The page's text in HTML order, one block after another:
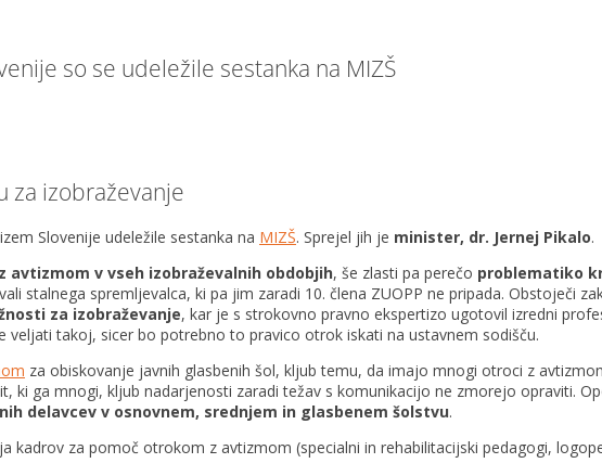
so se udeležile sestanka na MIZŠ
za izobraževanje
Slovenije udeležile sestanka na MIZŠ. Sprejel jih je minister, dr. Jernej Pikalo.
v vseh izobraževalnih obdobjih, še zlasti pa perečo problematiko
stalnega spremljevalca, ki pa jim zaradi 10. člena ZUOPP ne pripada. Obstoječi
za izobraževanje, kar je s strokovno pravno ekspertizo ugotovil izredni
veljati takoj, sicer bo potrebno to pravico otrok iskati na ustavnem sodišču.
za obiskovanje javnih glasbenih šol, kljub temu, da imajo mnogi otroci z
ki ga mnogi, kljub nadarjenosti zaradi težav s komunikacijo ne zmorejo opraviti.
delavcev v osnovnem, srednjem in glasbenem šolstvu.
kadrov za pomoč otrokom z avtizmom (specialni in rehabilitacijski pedagogi,